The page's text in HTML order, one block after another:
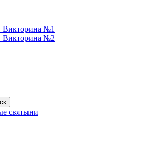
Викторина №1
Викторина №2
святыни